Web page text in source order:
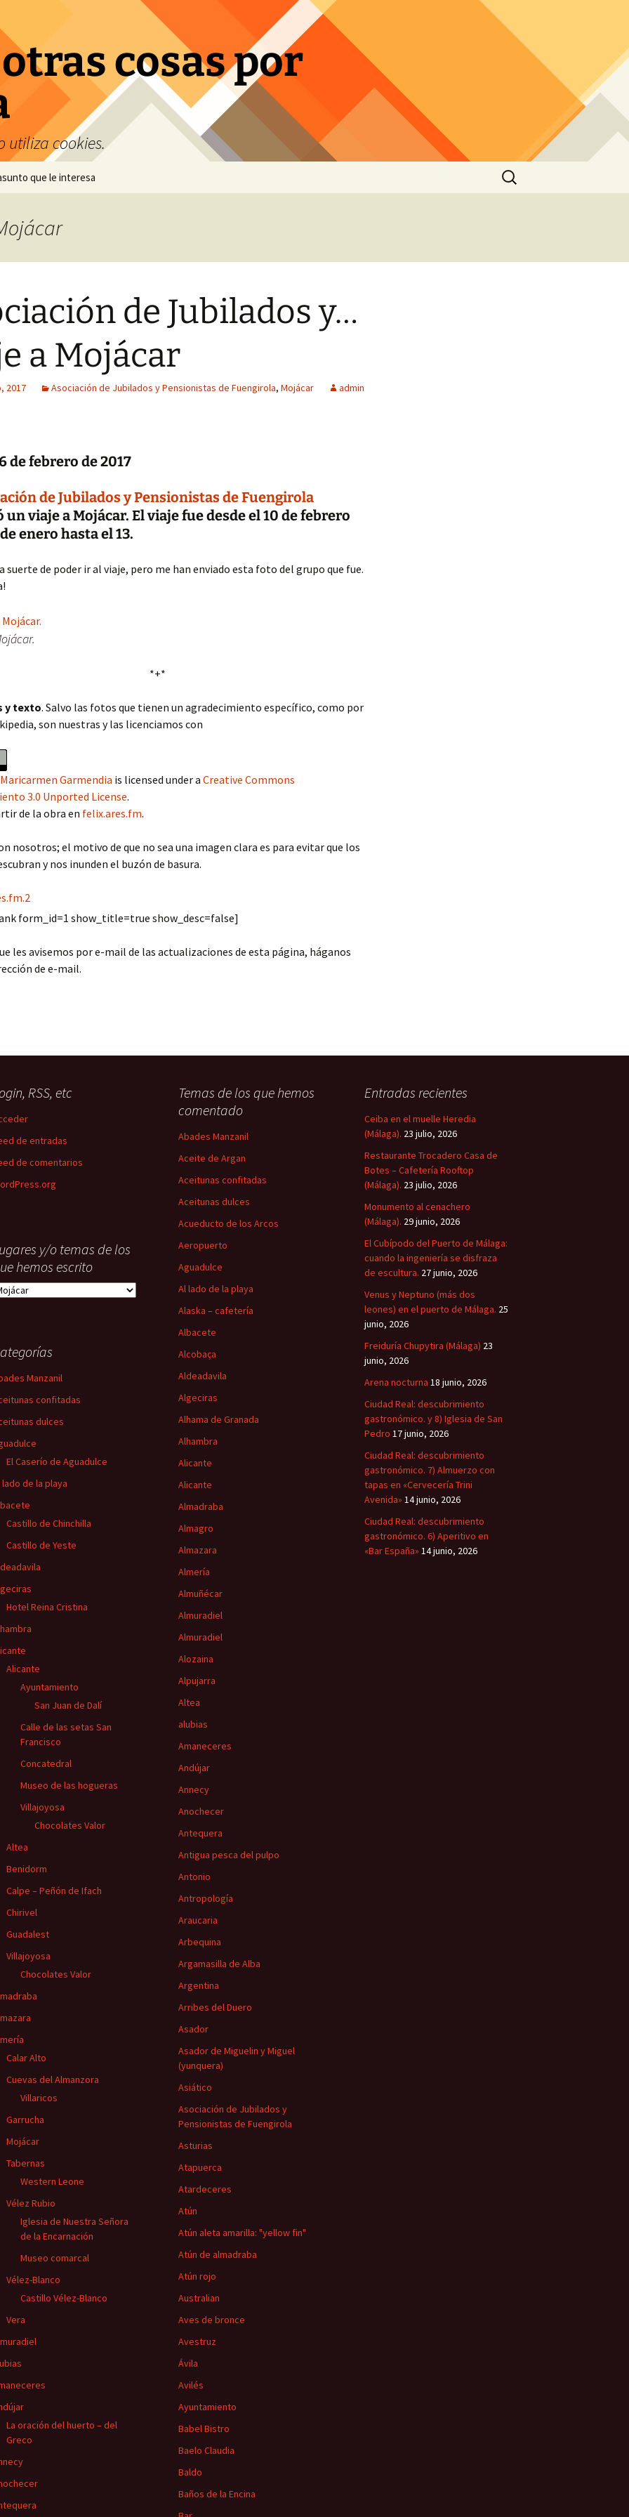
cosas por
utiliza cookies.
que le interesa
Buscar:
de Jubilados y…
a Mojácar
2017 Asociación de Jubilados y Pensionistas de Fuengirola, Mojácar admin
de febrero de 2017
de Jubilados y Pensionistas de Fuengirola
un viaje a Mojácar. El viaje fue desde el 10 de febrero
enero hasta el 13.
suerte de poder ir al viaje, pero me han enviado esta foto del grupo que fue.
*+*
y texto. Salvo las fotos que tienen un agradecimiento específico, como por
son nuestras y las licenciamos con
Garmendia is licensed under a Creative Commons
3.0 Unported License.
de la obra en felix.ares.fm.
nosotros; el motivo de que no sea una imagen clara es para evitar que los
y nos inunden el buzón de basura.
form_id=1 show_title=true show_desc=false]
les avisemos por e-mail de las actualizaciones de esta página, háganos
de e-mail.
RSS, etc
de entradas
de comentarios
Temas de los que hemos
comentado
Abades Manzanil
Aceite de Argan
Aceitunas confitadas
Aceitunas dulces
Acueducto de los Arcos
Aeropuerto
Aguadulce
Al lado de la playa
Alaska – cafetería
Albacete
Alcobaça
Aldeadavila
Algeciras
Alhama de Granada
Alhambra
Alicante
Alicante
Almadraba
Almagro
Almazara
Almería
Almuñécar
Almuradiel
Almuradiel
Alozaina
Alpujarra
Altea
alubias
Amaneceres
Andújar
Annecy
Anochecer
Antequera
Antigua pesca del pulpo
Antonio
Antropología
Araucaria
Arbequina
Argamasilla de Alba
Argentina
Arribes del Duero
Asador
Asador de Miguelin y Miguel
(yunquera)
Asiático
Asociación de Jubilados y
Pensionistas de Fuengirola
Asturias
Atapuerca
Atardeceres
Atún
Atún aleta amarilla: "yellow fin"
Atún de almadraba
Atún rojo
Australian
Aves de bronce
Avestruz
Ávila
Avilés
Ayuntamiento
Babel Bistro
Baelo Claudia
Baldo
Baños de la Encina
Entradas recientes
Ceiba en el muelle Heredia
(Málaga). 23 julio, 2026
Restaurante Trocadero Casa de
Botes – Cafetería Rooftop
(Málaga). 23 julio, 2026
Monumento al cenachero
(Málaga). 29 junio, 2026
El Cubípodo del Puerto de Málaga:
cuando la ingeniería se disfraza
de escultura. 27 junio, 2026
Venus y Neptuno (más dos
leones) en el puerto de Málaga. 25
junio, 2026
Freiduría Chupytira (Málaga) 23
junio, 2026
Arena nocturna 18 junio, 2026
Ciudad Real: descubrimiento
gastronómico. y 8) Iglesia de San
Pedro 17 junio, 2026
Ciudad Real: descubrimiento
gastronómico. 7) Almuerzo con
tapas en «Cervecería Trini
Avenida» 14 junio, 2026
Ciudad Real: descubrimiento
gastronómico. 6) Aperitivo en
«Bar España» 14 junio, 2026
y/o temas de los
hemos escrito
Manzanil
confitadas
dulces
El Caserío de Aguadulce
lado de la playa
Castillo de Chinchilla
Castillo de Yeste
Hotel Reina Cristina
Alicante
Ayuntamiento
San Juan de Dalí
Calle de las setas San
Francisco
Concatedral
Museo de las hogueras
Villajoyosa
Chocolates Valor
Altea
Benidorm
Calpe – Peñón de Ifach
Chirivel
Guadalest
Villajoyosa
Chocolates Valor
Calar Alto
Cuevas del Almanzora
Villaricos
Garrucha
Mojácar
Tabernas
Western Leone
Vélez Rubio
Iglesia de Nuestra Señora
de la Encarnación
Museo comarcal
Vélez-Blanco
Castillo Vélez-Blanco
Vera
La oración del huerto – del
Greco